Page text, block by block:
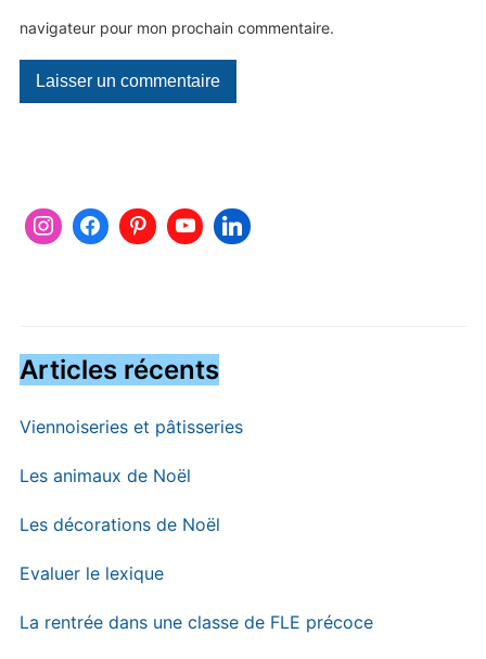
navigateur pour mon prochain commentaire.
Articles récents
Viennoiseries et pâtisseries
Les animaux de Noël
Les décorations de Noël
Evaluer le lexique
La rentrée dans une classe de FLE précoce